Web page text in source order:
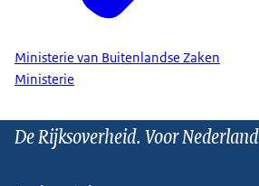
Ministerie van Buitenlandse Zaken
Ministerie
De Rijksoverheid. Voor Nederland